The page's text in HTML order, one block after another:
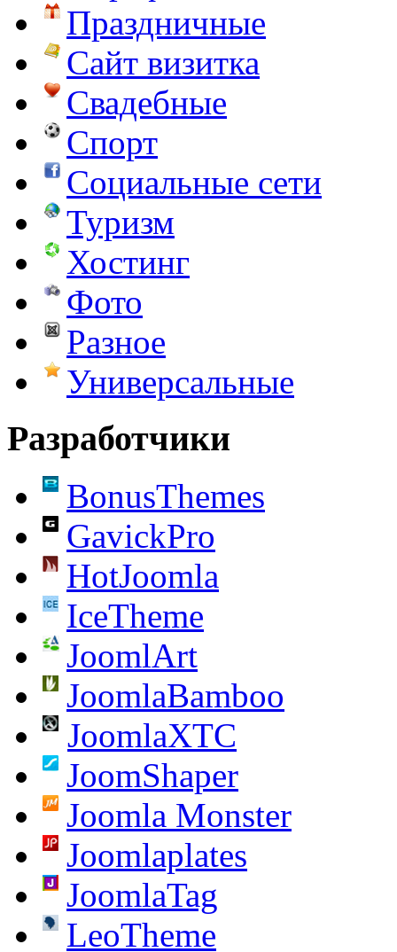
Праздничные
Сайт визитка
Свадебные
Спорт
Социальные сети
Туризм
Хостинг
Фото
Разное
Универсальные
Разработчики
BonusThemes
GavickPro
HotJoomla
IceTheme
JoomlArt
JoomlaBamboo
JoomlaXTC
JoomShaper
Joomla Monster
Joomlaplates
JoomlaTag
LeoTheme